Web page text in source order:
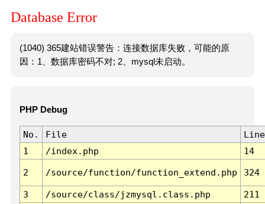
Database Error
(1040) 365建站错误警告：连接数据库失败，可能的原
因：1、数据库密码不对; 2、mysql未启动。
PHP Debug
No. File
Line
1
/index.php 14
2 /source/function/function_extend.php 324
3 /source/class/jzmysql.class.php
211